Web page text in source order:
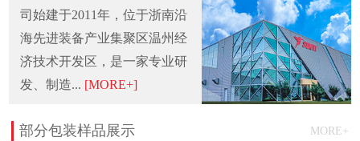
司始建于2011年，位于浙南沿
海先进装备产业集聚区温州经
济技术开发区，是一家专业研
发、制造... [MORE+]
MORE+
部分包装样品展示